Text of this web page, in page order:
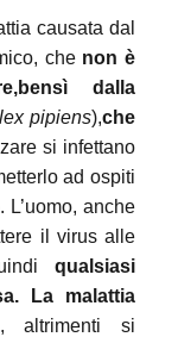
causata dal
che non è
,bensì dalla
pipiens),che
si infettano
ad ospiti
anche
il virus alle
qualsiasi
La malattia
altrimenti si